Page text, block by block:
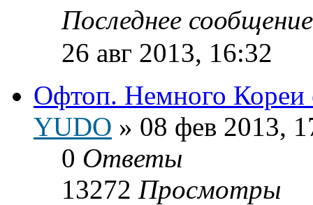
Последнее
26 авг 2013, 16:32
Офтоп. Немного Кореи
YUDO » 08 фев 2013,
0 Ответы
13272 Просмотры